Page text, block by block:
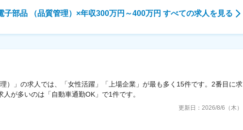
子部品 （品質管理）×年収300万円～400万円 すべての求人を見る
）」の求人では、「女性活躍」「上場企業」が最も多く15件です。2番目に求
が多いのは「自動車通勤OK」で1件です。
更新日： 2026/8/6（木）